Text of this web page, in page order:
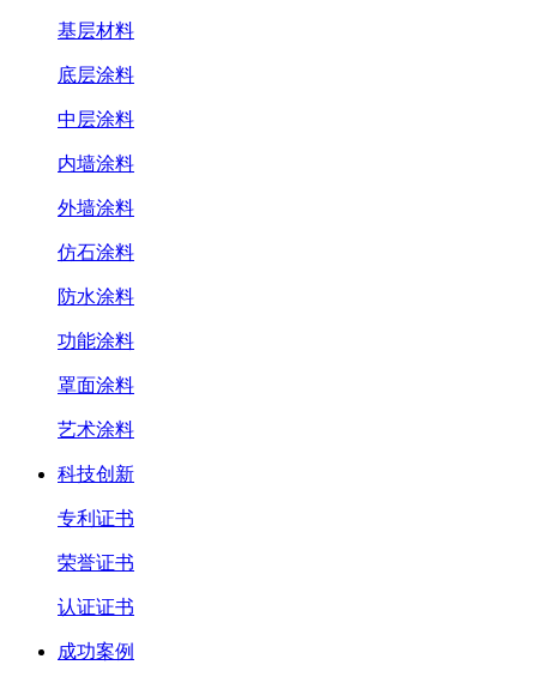
基层材料
底层涂料
中层涂料
内墙涂料
外墙涂料
仿石涂料
防水涂料
功能涂料
罩面涂料
艺术涂料
科技创新
专利证书
荣誉证书
认证证书
成功案例